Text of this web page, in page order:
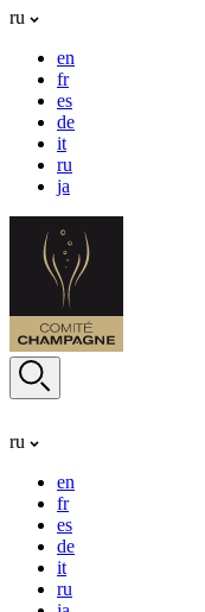
ru
en
fr
es
de
it
ru
ja
ru
en
fr
es
de
it
ru